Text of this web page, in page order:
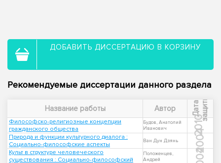
ДОБАВИТЬ ДИССЕРТАЦИЮ В КОРЗИНУ
Рекомендуемые диссертации данного раздела
Название работы Автор Д
а
т
а
з
а
щ
и
ты
Философско-религиозные концепции
гражданского общества
Будов, Анатолий
Иванович
2010
Природа и функции культурного диалога :
Социально-философские аспекты
Ван Дун Дзянь 2004
Культ в структуре человеческого
существования : Социально-философский
Положенцев,
Андрей